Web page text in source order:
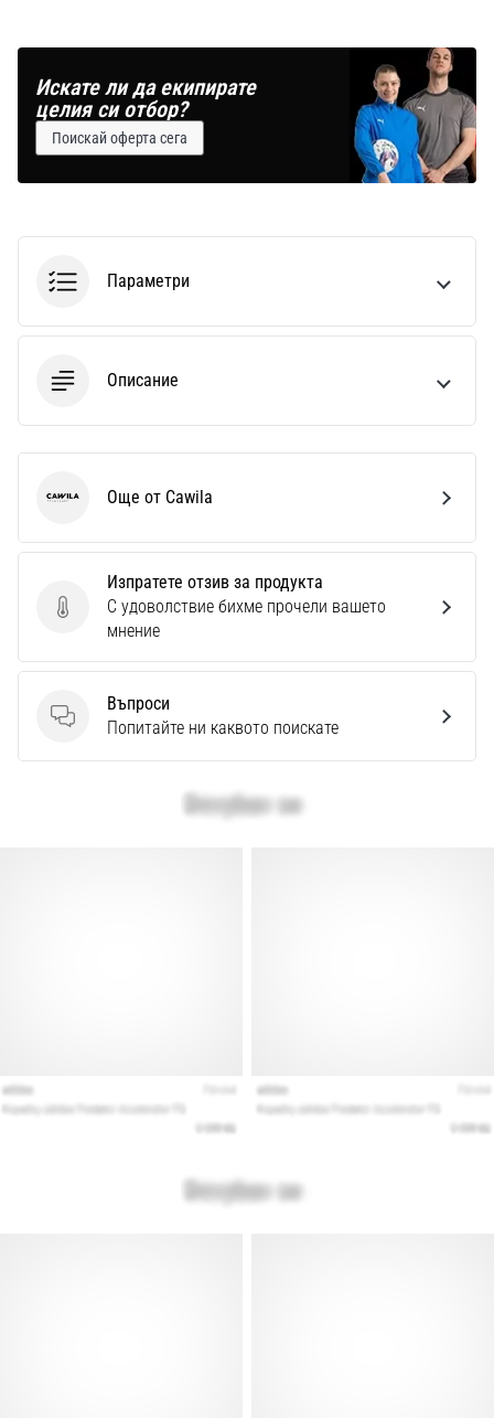
Искате ли да екипирате
целия си отбор?
Поискай оферта сега
Параметри
Описание
Изпратете отзив за продукта
Изпратете отзив за продукта
С удоволствие бихме прочели вашето
мнение
Въпроси
Въпроси
Попитайте ни каквото поискате
Cawila Още от Cawila